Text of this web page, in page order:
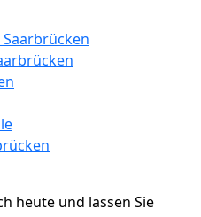
heute und lassen Sie